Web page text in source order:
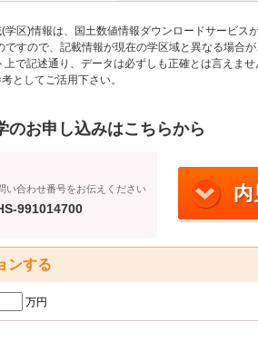
区)情報は、国土数値情報ダウンロードサービス
すので、記載情報が現在の学区域と異なる場合が
で記述通り、データは必ずしも正確とは言えま
としてご活用下さい。
のお申し込みはこちらから
い合わせ番号をお伝えください
991014700
ンする
万円